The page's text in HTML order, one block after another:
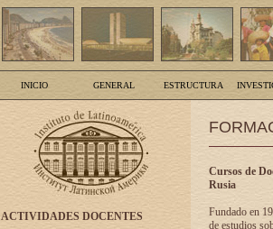
INICIO GENERAL ESTRUCTURA
ACTIVIDADES DOCENTES
Cursos de
Rusia
Fundado en
de estudios